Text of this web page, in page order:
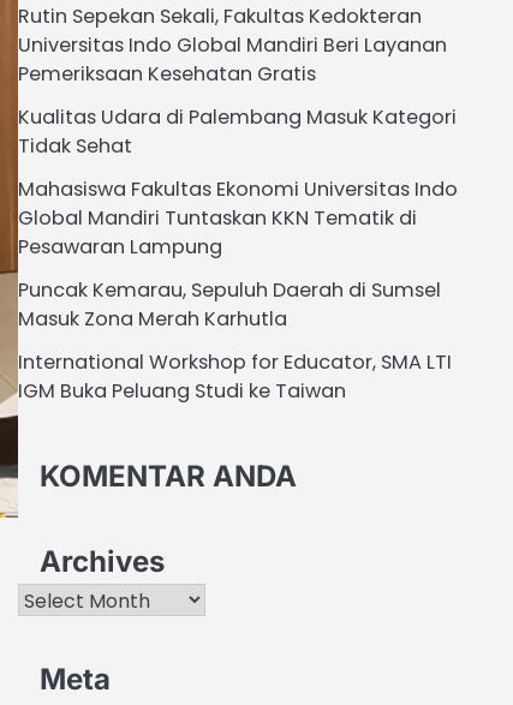
Rutin Sepekan Sekali, Fakultas Kedokteran
Universitas Indo Global Mandiri Beri Layanan
Pemeriksaan Kesehatan Gratis
Kualitas Udara di Palembang Masuk Kategori
Tidak Sehat
Mahasiswa Fakultas Ekonomi Universitas Indo
Global Mandiri Tuntaskan KKN Tematik di
Pesawaran Lampung
Puncak Kemarau, Sepuluh Daerah di Sumsel
Masuk Zona Merah Karhutla
International Workshop for Educator, SMA LTI
IGM Buka Peluang Studi ke Taiwan
KOMENTAR ANDA
Archives
Archives
Meta